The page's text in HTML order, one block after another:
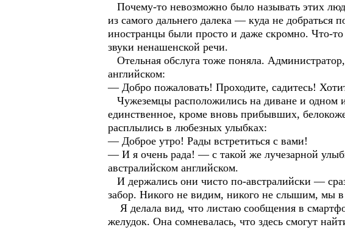
Почему-то невозможно было называть этих
из самого дальнего далека — куда не добраться
иностранцы были просто и даже скромно. Что-
звуки ненашенской речи.
Отельная обслуга тоже поняла.
английском:
— Добро пожаловать! Проходите, садитесь!
Чужеземцы расположились на диване и одном
единственное, кроме вновь прибывших,
расплылись в любезных улыбках:
— Доброе утро! Рады встретиться с вами!
— И я очень рада! — с такой же лучезарной
австралийском английском.
И держались они чисто по-австралийски —
забор. Никого не видим, никого не слышим, мы
Я делала вид, что листаю сообщения в
желудок. Она сомневалась, что здесь смогут